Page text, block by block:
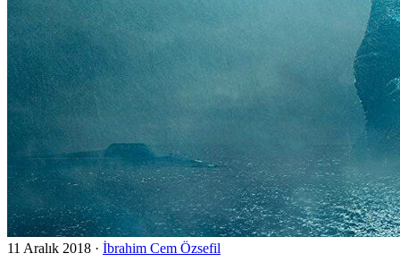
11 Aralık 2018 · İbrahim Cem Özsefil